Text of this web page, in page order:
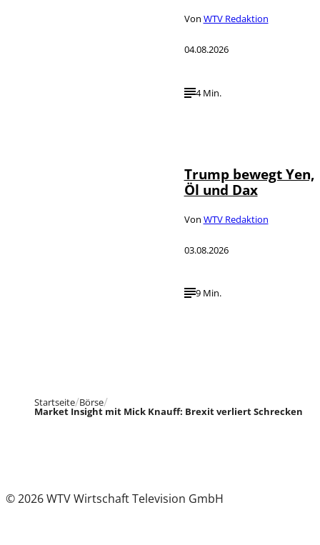
Von WTV Redaktion
04.08.2026
4 Min.
Trump bewegt Yen,
Öl und Dax
Von WTV Redaktion
03.08.2026
9 Min.
Startseite Börse
Market Insight mit Mick Knauff: Brexit verliert Schrecken
© 2026 WTV Wirtschaft Television GmbH